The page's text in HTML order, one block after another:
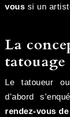
vous si un
La
tatouage
Le tatoueur
d’abord
rendez-vous